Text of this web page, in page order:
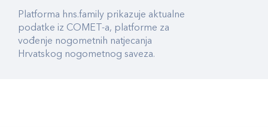
Platforma hns.family prikazuje aktualne
podatke iz COMET-a, platforme za
vođenje nogometnih natjecanja
Hrvatskog nogometnog saveza.